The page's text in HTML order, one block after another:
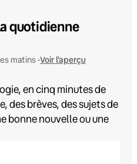
quotidienne
matins •Voir l'aperçu
en cinq minutes de
des brèves, des sujets de
bonne nouvelle ou une